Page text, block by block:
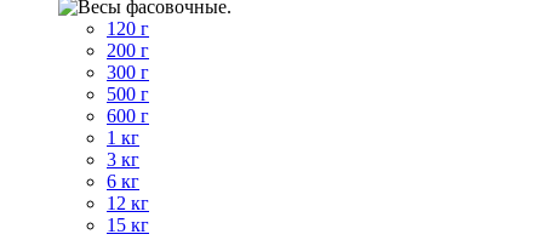
120 г
200 г
300 г
500 г
600 г
1 кг
3 кг
6 кг
12 кг
15 кг